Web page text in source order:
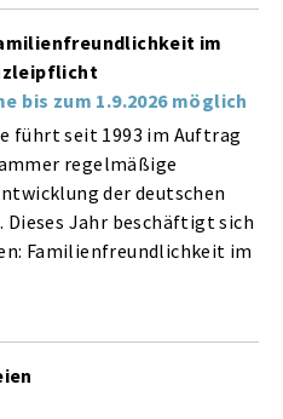
im
bis zum 1.9.2026 möglich
führt seit 1993 im Auftrag
regelmäßige
der deutschen
Dieses Jahr beschäftigt sich
Familienfreundlichkeit im